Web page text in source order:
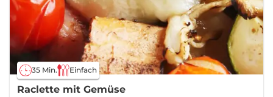
35 Min. Einfach
Raclette mit Gemüse